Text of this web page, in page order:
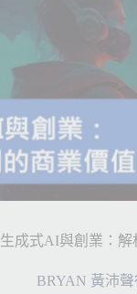
生成式AI與創業：解
BRYAN 黃沛聲